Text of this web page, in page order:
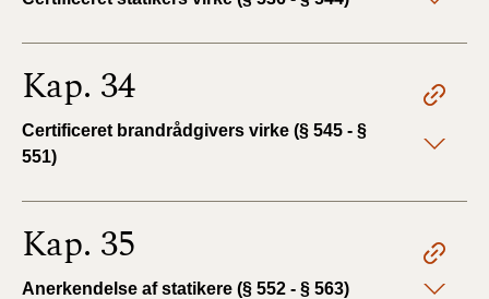
Kap. 34
Certificeret brandrådgivers virke (§ 545 - §
551)
Kap. 35
Anerkendelse af statikere (§ 552 - § 563)